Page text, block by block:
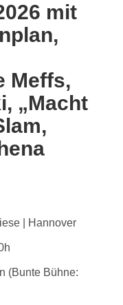
mit
Meffs,
„Macht
| Hannover
(Bunte Bühne: